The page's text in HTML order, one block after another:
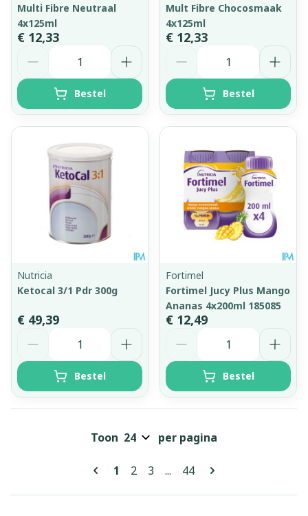
Multi Fibre Neutraal
4x125ml
€ 12,33
Bestel
Mult Fibre Chocosmaak
4x125ml
€ 12,33
Bestel
Nutricia
Ketocal 3/1 Pdr 300g
€ 49,39
Bestel
Fortimel
Fortimel Jucy Plus Mango
Ananas 4x200ml 185085
€ 12,49
Bestel
Pagina's
U lees momenteel pagina
1 Pagina
2 Pagina
3 ... Pagina
44
Toon per pagina